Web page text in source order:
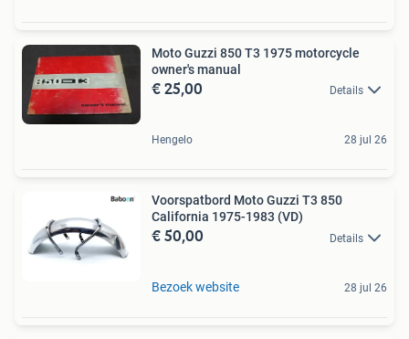
Moto Guzzi 850 T3 1975 motorcycle
owner's manual
€ 25,00 Details
Hengelo 28 jul 26
Voorspatbord Moto Guzzi T3 850
California 1975-1983 (VD)
€ 50,00 Details
Bezoek website 28 jul 26